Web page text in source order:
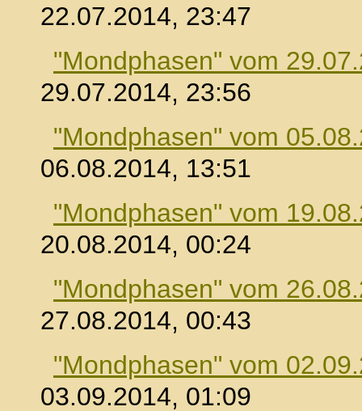
22.07.2014, 23:47
"Mondphasen" vom
29.07.2014, 23:56
"Mondphasen" vom
06.08.2014, 13:51
"Mondphasen" vom
20.08.2014, 00:24
"Mondphasen" vom
27.08.2014, 00:43
"Mondphasen" vom
03.09.2014, 01:09